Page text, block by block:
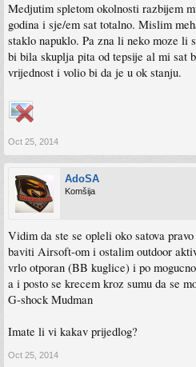
Medjutim spletom okolnosti razbijem
godina i sje/em sat totalno. Mislim
staklo napuklo. Pa zna li neko moze li
bi bila skuplja pita od tepsije al mi sat
vrijednost i volio bi da je u ok stanju.
Oct 25, 2014
AdoSA
Komšija
Vidim da ste se opleli oko satova pravo
baviti Airsoft-om i ostalim outdoor
vrlo otporan (BB kuglice) i po
a i posto se krecem kroz sumu da se
G-shock Mudman
Imate li vi kakav prijedlog?
Oct 25, 2014